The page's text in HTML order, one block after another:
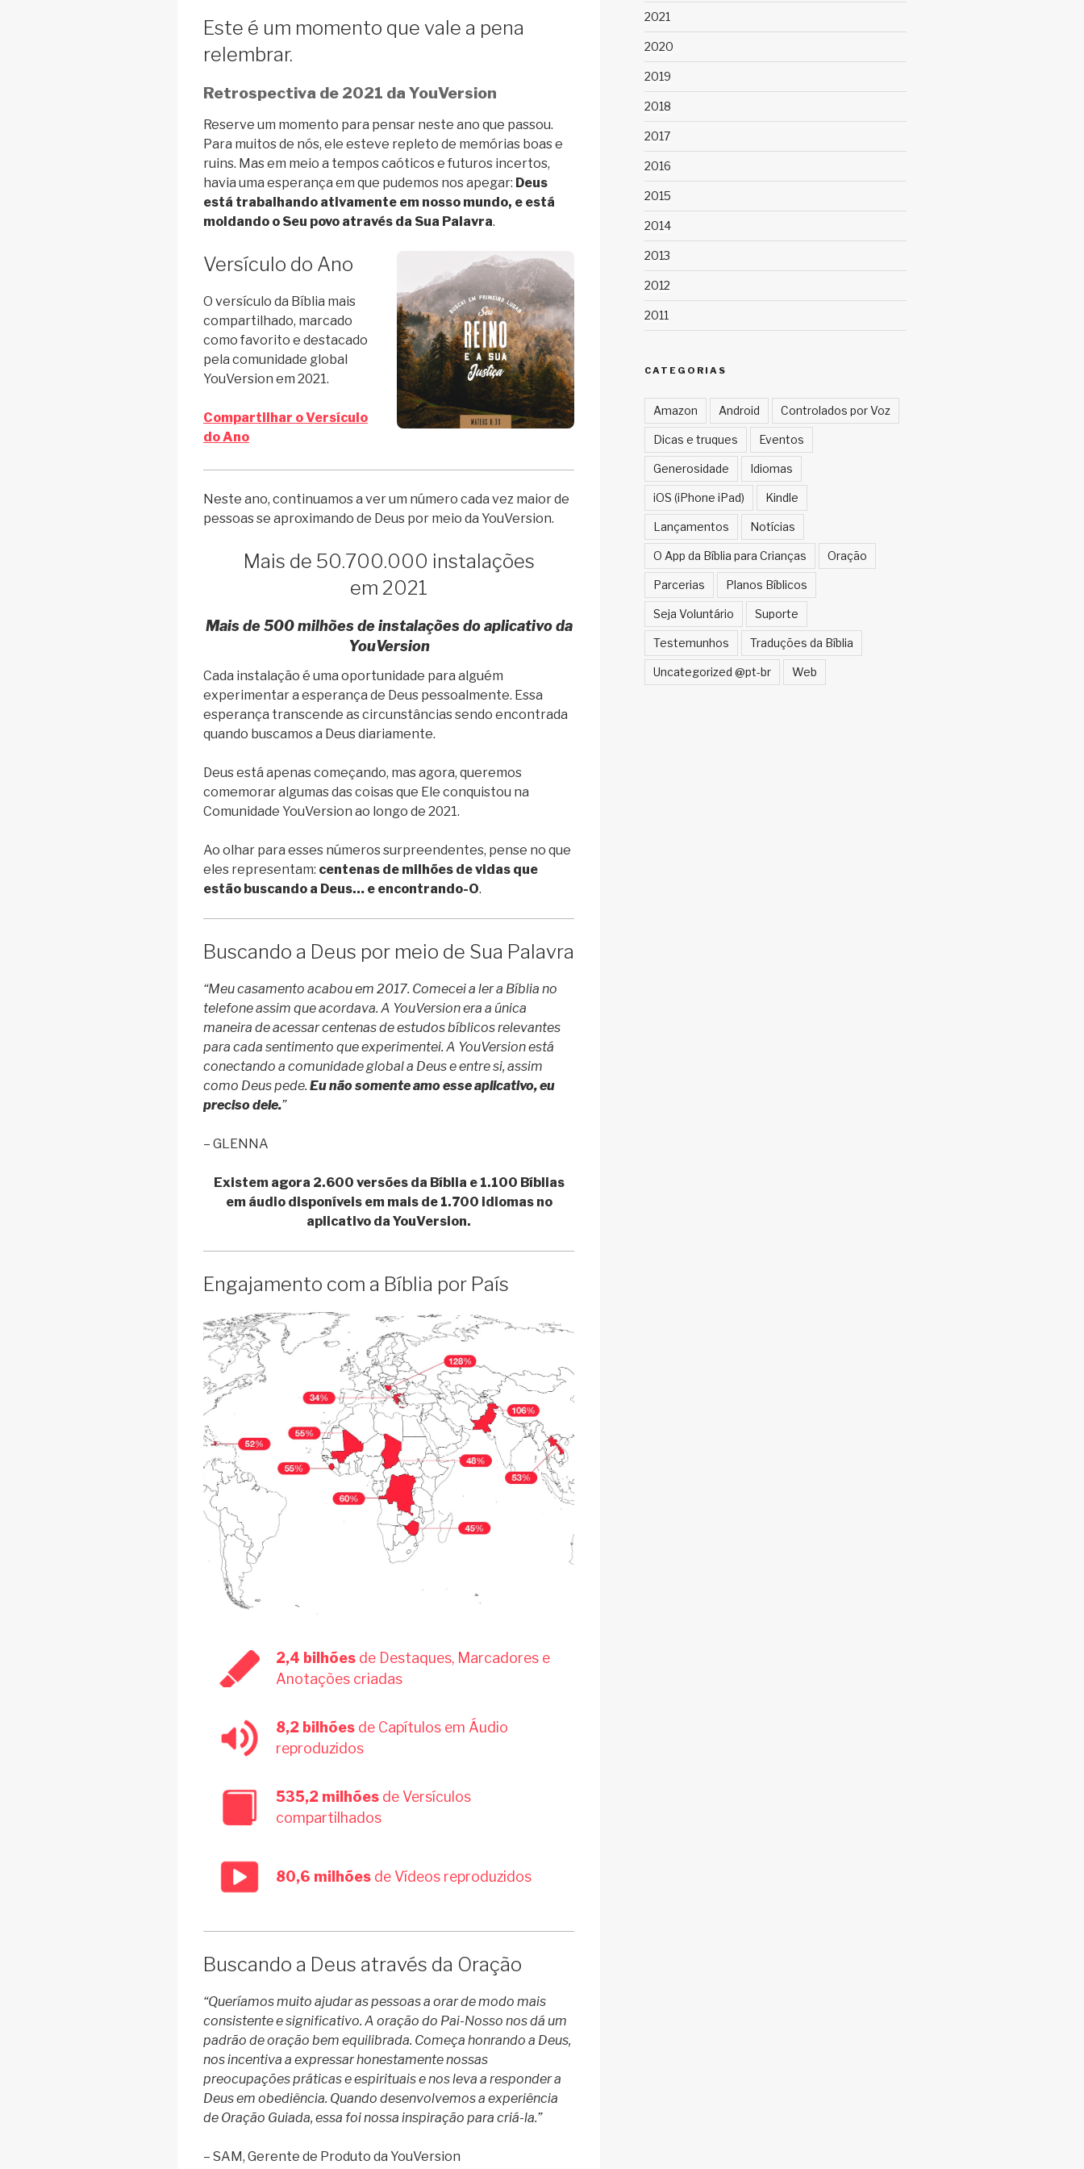
Este é um momento que vale a pena
relembrar.
Retrospectiva de 2021 da YouVersion
Reserve um momento para pensar neste ano que passou.
Para muitos de nós, ele esteve repleto de memórias boas e
ruins. Mas em meio a tempos caóticos e futuros incertos,
havia uma esperança em que pudemos nos apegar: Deus
está trabalhando ativamente em nosso mundo, e está
moldando o Seu povo através da Sua Palavra.
Versículo do Ano
O versículo da Bíblia mais
compartilhado, marcado
como favorito e destacado
pela comunidade global
YouVersion em 2021.
Compartilhar o Versículo
do Ano
Neste ano, continuamos a ver um número cada vez maior de
pessoas se aproximando de Deus por meio da YouVersion.
Mais de 50.700.000 instalações
em 2021
Mais de 500 milhões de instalações do aplicativo da
YouVersion
Cada instalação é uma oportunidade para alguém
experimentar a esperança de Deus pessoalmente. Essa
esperança transcende as circunstâncias sendo encontrada
quando buscamos a Deus diariamente.
Deus está apenas começando, mas agora, queremos
comemorar algumas das coisas que Ele conquistou na
Comunidade YouVersion ao longo de 2021.
Ao olhar para esses números surpreendentes, pense no que
eles representam: centenas de milhões de vidas que
estão buscando a Deus… e encontrando-O.
Buscando a Deus por meio de Sua Palavra
“Meu casamento acabou em 2017. Comecei a ler a Bíblia no
telefone assim que acordava. A YouVersion era a única
maneira de acessar centenas de estudos bíblicos relevantes
para cada sentimento que experimentei. A YouVersion está
conectando a comunidade global a Deus e entre si, assim
como Deus pede. Eu não somente amo esse aplicativo, eu
preciso dele.”
– GLENNA
Existem agora 2.600 versões da Bíblia e 1.100 Bíblias
em áudio disponíveis em mais de 1.700 idiomas no
aplicativo da YouVersion.
Engajamento com a Bíblia por País
2,4 bilhões de Destaques, Marcadores e
Anotações criadas
8,2 bilhões de Capítulos em Áudio
reproduzidos
535,2 milhões de Versículos
compartilhados
80,6 milhões de Vídeos reproduzidos
Buscando a Deus através da Oração
“Queríamos muito ajudar as pessoas a orar de modo mais
consistente e significativo. A oração do Pai-Nosso nos dá um
padrão de oração bem equilibrada. Começa honrando a Deus,
nos incentiva a expressar honestamente nossas
preocupações práticas e espirituais e nos leva a responder a
Deus em obediência. Quando desenvolvemos a experiência
de Oração Guiada, essa foi nossa inspiração para criá-la.”
– SAM, Gerente de Produto da YouVersion
2021
2020
2019
2018
2017
2016
2015
2014
2013
2012
2011
CATEGORIAS
Amazon Android Controlados por Voz
Dicas e truques Eventos
Generosidade Idiomas
iOS (iPhone iPad) Kindle
Lançamentos Notícias
O App da Bíblia para Crianças Oração
Parcerias Planos Bíblicos
Seja Voluntário Suporte
Testemunhos Traduções da Bíblia
Uncategorized @pt-br Web